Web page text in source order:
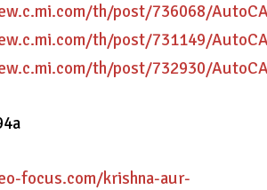
th/post/736068/
th/post/731149/
th/post/732930/
focus.com/krishna-aur-